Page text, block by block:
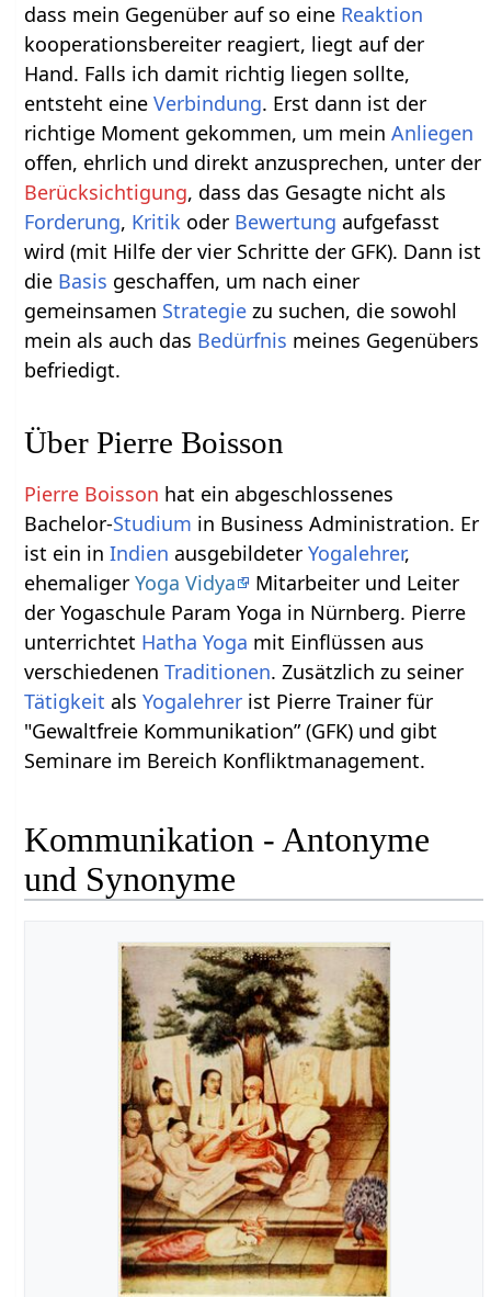
dass mein Gegenüber auf so eine Reaktion
kooperationsbereiter reagiert, liegt auf der
Hand. Falls ich damit richtig liegen sollte,
entsteht eineVerbindung. Erst dann ist der
richtige Moment gekommen, um meinAnliegen
offen, ehrlich und direkt anzusprechen, unter der
Berücksichtigung, dass das Gesagte nicht als
Forderung, Kritik oder Bewertung aufgefasst
wird (mit Hilfe der vier Schritte der GFK). Dann ist
die Basis geschaffen, um nach einer
gemeinsamen Strategie zu suchen, die sowohl
mein als auch das Bedürfnis meines Gegenübers
befriedigt.
Über Pierre Boisson
Pierre Boisson hat ein abgeschlossenes
Bachelor-Studium in Business Administration. Er
ist ein inIndien ausgebildeterYogalehrer,
ehemaligerYoga Vidya
Mitarbeiter und Leiter
der Yogaschule Param Yoga in Nürnberg. Pierre
unterrichtet Hatha Yoga mit Einflüssen aus
verschiedenenTraditionen. Zusätzlich zu seiner
Tätigkeit alsYogalehrer ist Pierre Trainer für
"Gewaltfreie Kommunikation” (GFK) und gibt
Seminare im Bereich Konfliktmanagement.
Kommunikation - Antonyme
und Synonyme